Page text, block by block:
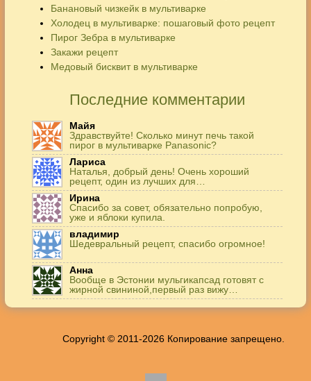
Банановый чизкейк в мультиварке
Холодец в мультиварке: пошаговый фото рецепт
Пирог Зебра в мультиварке
Закажи рецепт
Медовый бисквит в мультиварке
Последние комментарии
Майя
Здравствуйте! Сколько минут печь такой
пирог в мультиварке Panasonic?
Лариса
Наталья, добрый день! Очень хороший
рецепт, один из лучших для…
Ирина
Спасибо за совет, обязательно попробую,
уже и яблоки купила.
владимир
Шедевральный рецепт, спасибо огромное!
Анна
Вообще в Эстонии мульгикапсад готовят с
жирной свининой,первый раз вижу…
Игорь
Жанна
Copyright © 2011-2026 Копирование запрещено.